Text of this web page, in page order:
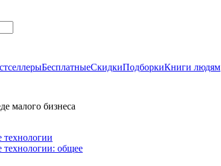
БесплатныеСкидкиПодборкиКниги людям
общее